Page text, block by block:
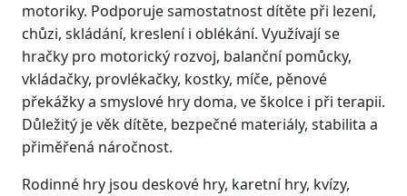
motoriky. Podporuje samostatnost dítěte při lezení,
chůzi, skládání, kreslení i oblékání. Využívají se
hračky pro motorický rozvoj, balanční pomůcky,
vkládačky, provlékačky, kostky, míče, pěnové
překážky a smyslové hry doma, ve školce i při terapii.
Důležitý je věk dítěte, bezpečné materiály, stabilita a
přiměřená náročnost.
Rodinné hry jsou deskové hry, karetní hry, kvízy,